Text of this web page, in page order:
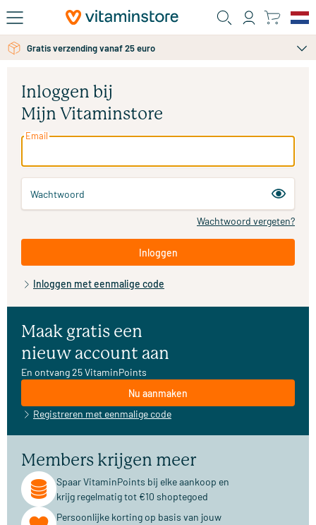
Ga naar de hoofdinhoud
Gratis verzending vanaf 25 euro
Inloggen bij
Mijn Vitaminstore
Email
Wachtwoord
Wachtwoord vergeten?
Inloggen
Inloggen met eenmalige code
Maak gratis een
nieuw account aan
En ontvang 25 VitaminPoints
Nu aanmaken
Registreren met eenmalige code
Members krijgen meer
Spaar VitaminPoints bij elke aankoop en
krijg regelmatig tot €10 shoptegoed
Persoonlijke korting op basis van jouw